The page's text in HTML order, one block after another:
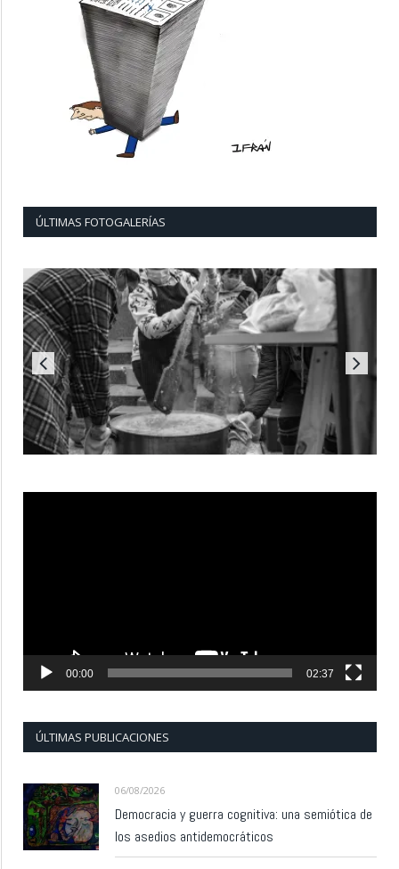
ÚLTIMAS FOTOGALERÍAS
00:00 02:37
ÚLTIMAS PUBLICACIONES
06/08/2026
Democracia y guerra cognitiva: una semiótica de
los asedios antidemocráticos